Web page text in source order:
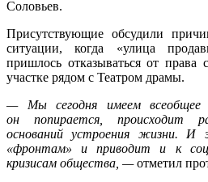
Соловьев.
Присутствующие обсудили
ситуации, когда «улица
пришлось отказываться от права
участке рядом с Театром драмы.
— Мы сегодня имеем всеобщее
он попирается, происходит
оснований устроения жизни. И
«фронтам» и приводит и к
кризисам общества, —отметил